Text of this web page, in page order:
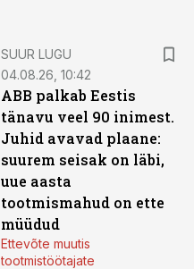
SUUR LUGU
04.08.26, 10:42
ABB palkab Eestis
tänavu veel 90 inimest.
Juhid avavad plaane:
suurem seisak on läbi,
uue aasta
tootmismahud on ette
müüdud
Ettevõte muutis
tootmistöötajate